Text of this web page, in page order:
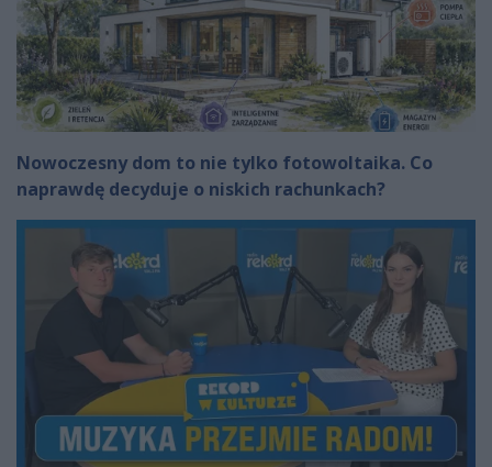
Nowoczesny dom to nie tylko fotowoltaika. Co
naprawdę decyduje o niskich rachunkach?